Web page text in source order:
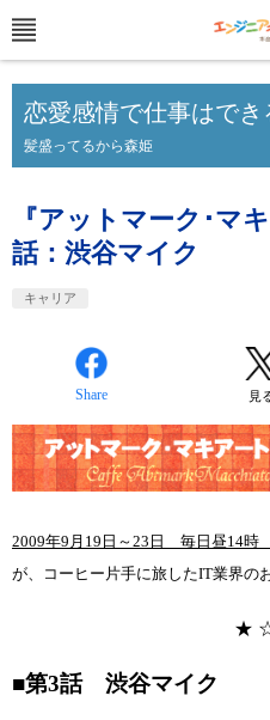
恋愛感情で仕事はでき
髪盛ってるから森姫
『アットマーク･マ
話：渋谷マイク
キャリア
Share 見
2009年9月19日～23日 毎日昼14時
が、コーヒー片手に旅したIT業界の
★
■第3話 渋谷マイク